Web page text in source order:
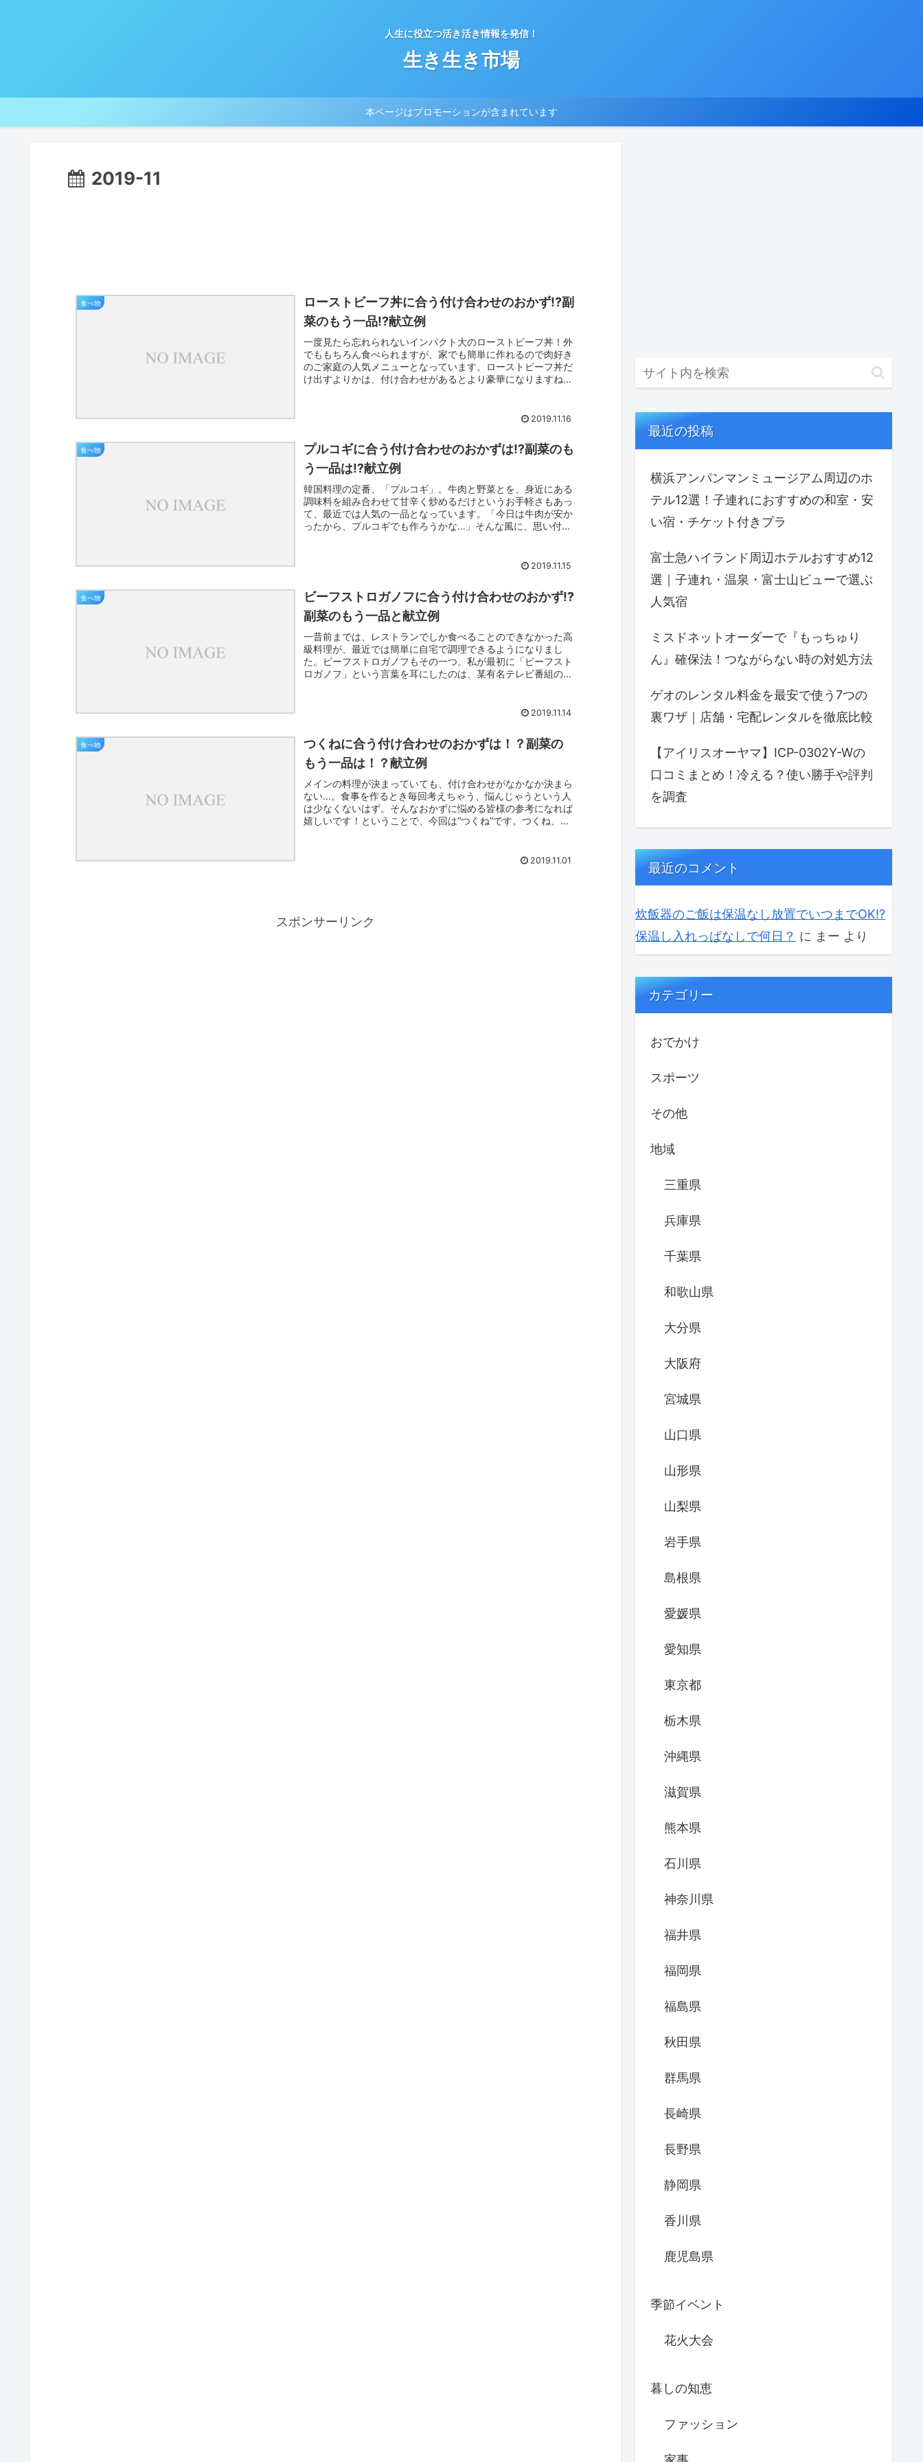
人生に役立つ活き活き情報を発信！
生き生き市場
本ページはプロモーションが含まれています
2019-11
食べ物
ローストビーフ丼に合う付け合わせのおかず!?副
菜のもう一品!?献立例
一度見たら忘れられないインパクト大のローストビーフ丼！外
でももちろん食べられますが、家でも簡単に作れるので肉好き
のご家庭の人気メニューとなっています。ローストビーフ丼だ
け出すよりかは、付け合わせがあるとより豪華になりますね。
2019.11.16
食べ物
プルコギに合う付け合わせのおかずは⁉副菜のも
う一品は⁉献立例
韓国料理の定番、「プルコギ」。牛肉と野菜とを、身近にある
調味料を組み合わせて甘辛く炒めるだけというお手軽さもあっ
て、最近では人気の一品となっています。「今日は牛肉が安か
ったから、プルコギでも作ろうかな…」そんな風に、思い付い
2019.11.15
食べ物
ビーフストロガノフに合う付け合わせのおかず⁉
副菜のもう一品と献立例
一昔前までは、レストランでしか食べることのできなかった高
級料理が、最近では簡単に自宅で調理できるようになりまし
た。ビーフストロガノフもその一つ。私が最初に「ビーフスト
ロガノフ」という言葉を耳にしたのは、某有名テレビ番組のお
2019.11.14
食べ物
つくねに合う付け合わせのおかずは！？副菜の
もう一品は！？献立例
メインの料理が決まっていても、付け合わせがなかなか決まら
ない…。食事を作るとき毎回考えちゃう、悩んじゃうという人
は少なくないはず。そんなおかずに悩める皆様の参考になれば
嬉しいです！ということで、今回は“つくね”です。つくね、美
2019.11.01
スポンサーリンク
最近の投稿
横浜アンパンマンミュージアム周辺のホ
テル12選！子連れにおすすめの和室・安
い宿・チケット付きプラ
富士急ハイランド周辺ホテルおすすめ12
選｜子連れ・温泉・富士山ビューで選ぶ
人気宿
ミスドネットオーダーで『もっちゅり
ん』確保法！つながらない時の対処方法
ゲオのレンタル料金を最安で使う7つの
裏ワザ｜店舗・宅配レンタルを徹底比較
【アイリスオーヤマ】ICP-0302Y-Wの
口コミまとめ！冷える？使い勝手や評判
を調査
最近のコメント
炊飯器のご飯は保温なし放置でいつまでOK⁉
保温し入れっぱなしで何日？ に まー より
カテゴリー
おでかけ
スポーツ
その他
地域
三重県
兵庫県
千葉県
和歌山県
大分県
大阪府
宮城県
山口県
山形県
山梨県
岩手県
島根県
愛媛県
愛知県
東京都
栃木県
沖縄県
滋賀県
熊本県
石川県
神奈川県
福井県
福岡県
福島県
秋田県
群馬県
長崎県
長野県
静岡県
香川県
鹿児島県
季節イベント
花火大会
暮しの知恵
ファッション